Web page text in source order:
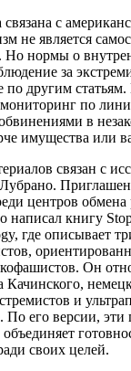
связана с
не является
Но нормы о
за
по другим
по
обвинениями в
имущества или
связан с
центров
написал книгу
где описывает
Он
Качинского,
и
По его версии, эти
своих целей.